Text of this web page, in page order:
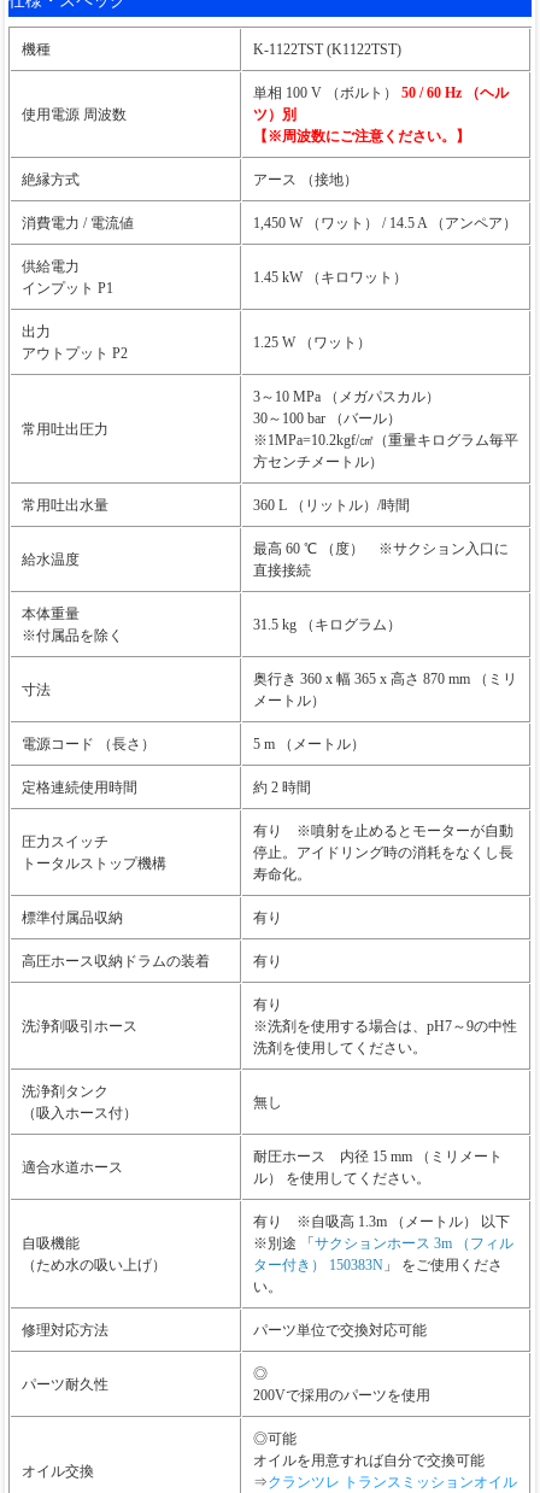
機種 K-1122TST (K1122TST)
使用電源 周波数
単相 100 V （ボルト） 50 / 60 Hz （ヘル
ツ）別
【※周波数にご注意ください。】
絶縁方式 アース （接地）
消費電力 / 電流値 1,450 W （ワット） / 14.5 A （アンペア）
供給電力
インプット P1
1.45 kW （キロワット）
出力
アウトプット P2
1.25 W （ワット）
常用吐出圧力
3～10 MPa （メガパスカル）
30～100 bar （バール）
※1MPa=10.2kgf/㎠（重量キログラム毎平
方センチメートル）
常用吐出水量 360 L （リットル）/時間
給水温度
最高 60 ℃ （度） ※サクション入口に
直接接続
本体重量
※付属品を除く
31.5 kg （キログラム）
寸法
奥行き 360 x 幅 365 x 高さ 870 mm （ミリ
メートル）
電源コード （長さ） 5 m （メートル）
定格連続使用時間 約 2 時間
圧力スイッチ
トータルストップ機構
有り ※噴射を止めるとモーターが自動
停止。アイドリング時の消耗をなくし長
寿命化。
標準付属品収納 有り
高圧ホース収納ドラムの装着 有り
洗浄剤吸引ホース
有り
※洗剤を使用する場合は、pH7～9の中性
洗剤を使用してください。
洗浄剤タンク
（吸入ホース付）
無し
適合水道ホース
耐圧ホース 内径 15 mm （ミリメート
ル） を使用してください。
自吸機能
（ため水の吸い上げ）
有り ※自吸高 1.3m （メートル） 以下
※別途 「 サクションホース 3m （フィル
ター付き） 150383N」 をご使用くださ
い。
修理対応方法 パーツ単位で交換対応可能
パーツ耐久性
◎
200Vで採用のパーツを使用
オイル交換
◎可能
オイルを用意すれば自分で交換可能
⇒クランツレ トランスミッションオイル